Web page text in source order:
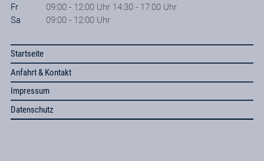
Fr
09:00 - 12:00 Uhr 14:30 - 17:00 Uhr
Sa
09:00 - 12:00 Uhr
Startseite
Anfahrt & Kontakt
Impressum
Datenschutz